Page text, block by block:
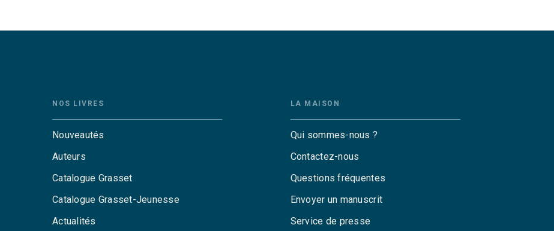
NOS LIVRES
Nouveautés
Auteurs
Catalogue Grasset
Catalogue Grasset-Jeunesse
Actualités
LA MAISON
Qui sommes-nous ?
Contactez-nous
Questions fréquentes
Envoyer un manuscrit
Service de presse